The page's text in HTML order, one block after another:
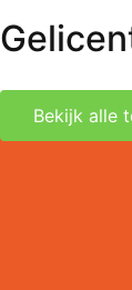
Bekijk alle